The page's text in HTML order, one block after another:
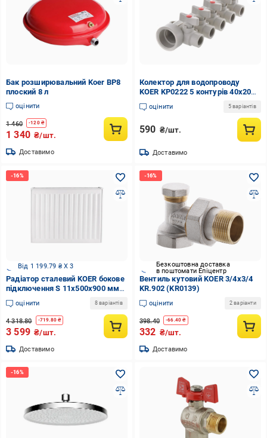
Бак розширювальний Koer BP8
плоский 8 л
оцінити
1 460 -120₴
1 340 ₴/шт.
Доставимо
Колектор для водопроводу
KOER KP0222 5 контурів 40х20
мм (64280)
оцінити 5 варіантів
590 ₴/шт.
Доставимо
Від 1 199.79 ₴ X 3
Радіатор сталевий KOER бокове
підключення S 11х500х900 мм
(RAD237)
оцінити 8 варіантів
4 318.80 -719.80 ₴
3 599 ₴/шт.
Доставимо
Безкоштовна доставка
в поштомати Епіцентр
Вентиль кутовий KOER 3/4x3/4
KR.902 (KR0139)
оцінити 2 варіанти
398.40 -66.40 ₴
332 ₴/шт.
Доставимо